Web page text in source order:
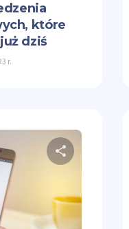
które
dziś
r.